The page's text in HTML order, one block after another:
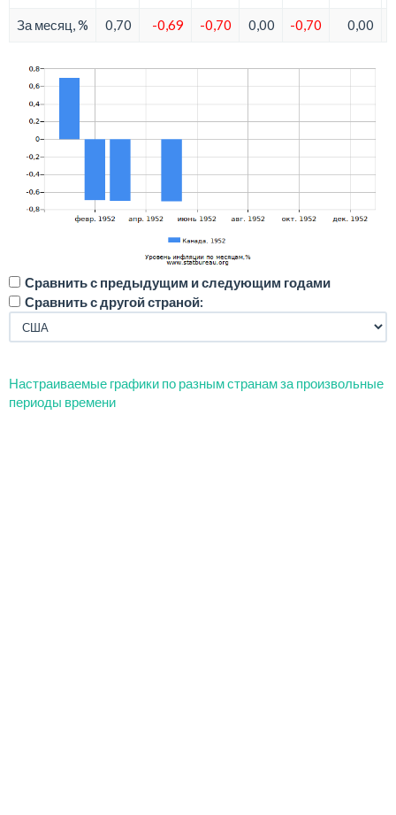
За месяц, % 0,70 -0,69 -0,70 0,00 -0,70 0,00
Сравнить с предыдущим и следующим годами
Сравнить с другой страной:
Настраиваемые графики по разным странам за произвольные
периоды времени